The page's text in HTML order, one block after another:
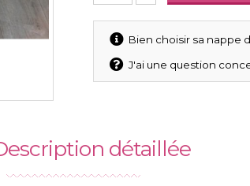
Bien choisir sa nappe
J'ai une question
détaillée